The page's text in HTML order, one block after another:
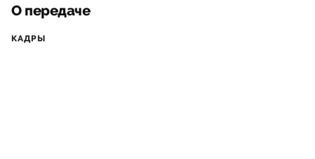
О передаче
КАДРЫ